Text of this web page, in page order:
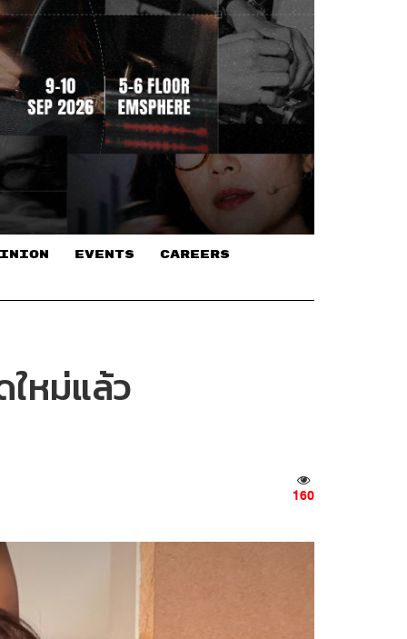
EVENTS CAREERS
ใหม่แล้ว
160